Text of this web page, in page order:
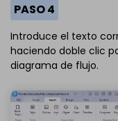
PASO 4
Introduce el texto
haciendo doble clic
diagrama de flujo.